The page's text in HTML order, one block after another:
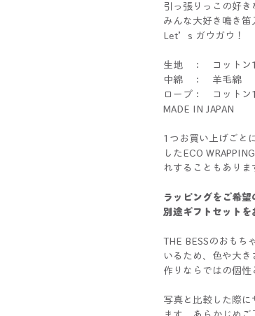
引っ張りっこの好
みんな大好き鳴き笛
Let’s ガウガウ！
生地 ： コットン
中綿 ： 羊毛綿
ロープ： コットン
MADE IN JAPAN
1つお買い上げごと
したECO
れすることもありま
ラッピングをご希望
別途ギフトセットを
THE BESSのおもち
いるため、色や大
作りならではの個性
写真と比較した際